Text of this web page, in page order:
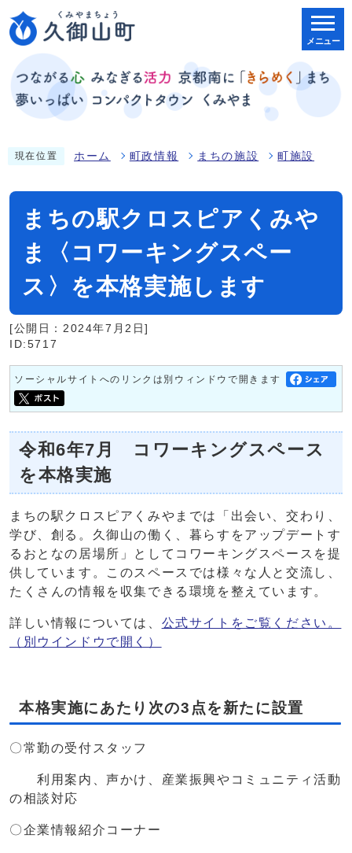
メニュー
現在位置 ホーム 町政情報 まちの施設 町施設
まちの駅クロスピアくみや
ま〈コワーキングスペー
ス〉を本格実施します
[公開日：2024年7月2日]
ID:5717
ソーシャルサイトへのリンクは別ウィンドウで開きます
令和6年7月 コワーキングスペース
を本格実施
まちの駅クロスピアくみやまでは「出会い、交わり、
学び、創る。久御山の働く、暮らすをアップデートす
るおとなの居場所」としてコワーキングスペースを提
供しています。このスペースでは様々な人と交流し、
たくさんの情報を収集できる環境を整えています。
詳しい情報については、 公式サイトをご覧ください。
（別ウインドウで開く）
本格実施にあたり次の3点を新たに設置
〇常勤の受付スタッフ
利用案内、声かけ、産業振興やコミュニティ活動
の相談対応
〇企業情報紹介コーナー